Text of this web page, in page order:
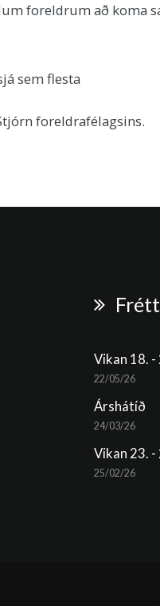
foreldrum að koma
flesta
Vikan 18. -
22/05/26
Árshátíð
24/03/26
Vikan 23.
25/02/26